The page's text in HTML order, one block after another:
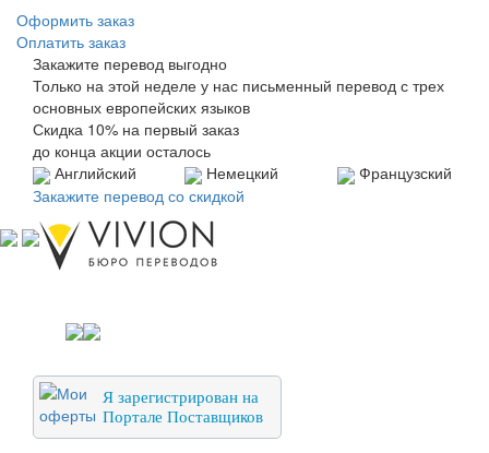
Оформить заказ
Оплатить заказ
Закажите перевод выгодно
Только на этой неделе у нас письменный перевод с трех
основных европейских языков
Скидка 10% на первый заказ
до конца акции осталось
Английский
Немецкий
Французский
Закажите перевод со скидкой
Я зарегистрирован на
Портале Поставщиков